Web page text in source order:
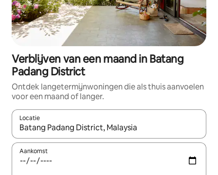
Verblijven van een maand in Batang
Padang District
Ontdek langetermijnwoningen die als thuis aanvoelen
voor een maand of langer.
Locatie
Wanneer er resultaten beschikbaar zijn, maak je een keuze
Aankomst